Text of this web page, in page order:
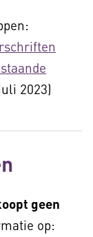
2023)
geen
op: